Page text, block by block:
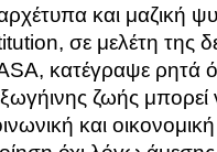
και μαζική
σε μελέτη της
κατέγραψε ρητά
ζωής μπορεί
και οικονομική